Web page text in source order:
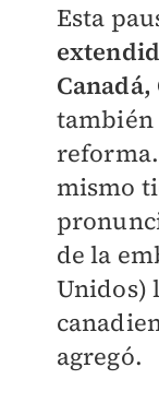
Esta
también
mismo
de la
Unidos)
agregó.